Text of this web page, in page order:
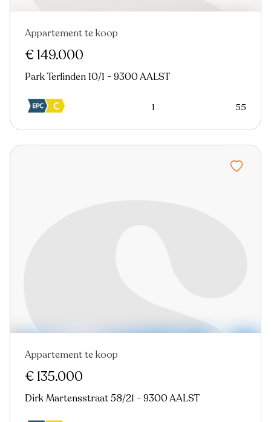
Nieuw
Appartement te koop
€ 149.000
Park Terlinden 10/1 - 9300 AALST
1 55
Nieuw
Appartement te koop
€ 135.000
Dirk Martensstraat 58/21 - 9300 AALST